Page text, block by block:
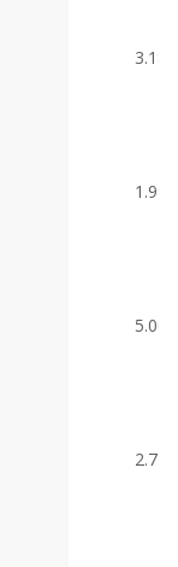
3.18
1.99
5.00
2.72